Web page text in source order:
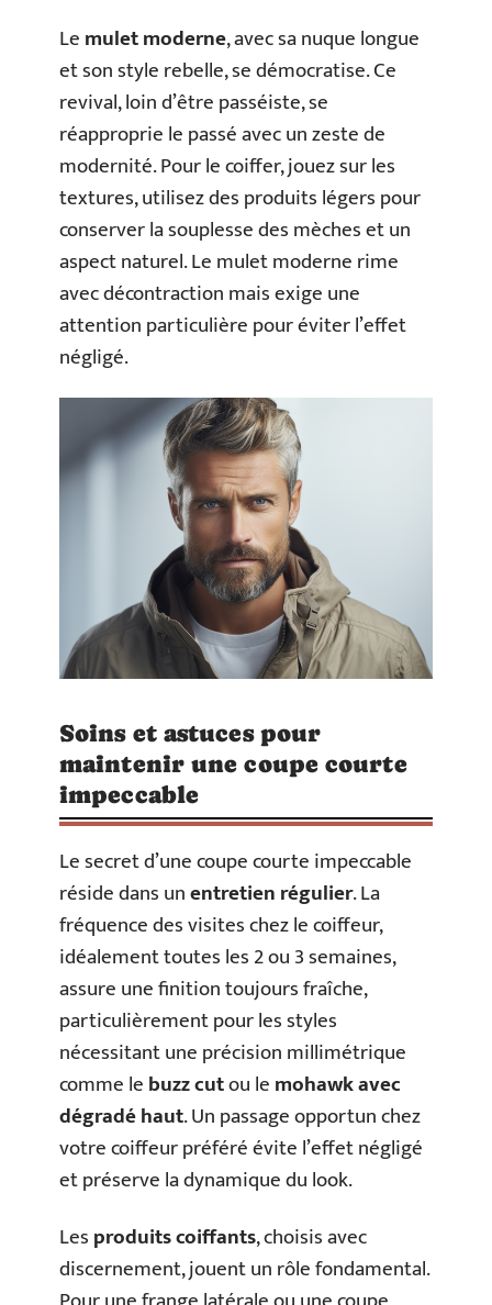
Lemulet moderne, avec sa nuque longue
et son style rebelle, se démocratise. Ce
revival, loin d’être passéiste, se
réapproprie le passé avec un zeste de
modernité. Pour le coiffer, jouez sur les
textures, utilisez des produits légers pour
conserver la souplesse des mèches et un
aspect naturel. Le mulet moderne rime
avec décontraction mais exige une
attention particulière pour éviter l’effet
négligé.
Soins et astuces pour
maintenir une coupe courte
impeccable
Le secret d’une coupe courte impeccable
réside dans unentretien régulier. La
fréquence des visites chez le coiffeur,
idéalement toutes les 2 ou 3 semaines,
assure une finition toujours fraîche,
particulièrement pour les styles
nécessitant une précision millimétrique
comme lebuzz cutou lemohawk avec
dégradé haut. Un passage opportun chez
votre coiffeur préféré évite l’effet négligé
et préserve la dynamique du look.
Lesproduits coiffants, choisis avec
discernement, jouent un rôle fondamental.